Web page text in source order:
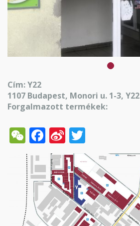
Cím: Y22
1107 Budapest, Monori u. 1-3, Y22
Forgalmazott termékek:
WeChat
Facebook
Sina
Weibo